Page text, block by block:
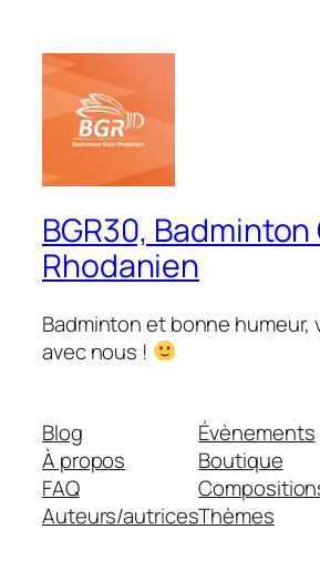
BGR30, Badminton
Rhodanien
Badminton et bonne humeur,
avec nous !
Blog
À propos
FAQ
Auteurs/autrices
Évènements
Boutique
Thèmes